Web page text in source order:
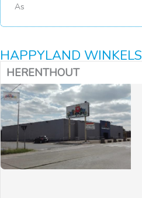
As
HAPPYLAND WINKELS
HERENTHOUT